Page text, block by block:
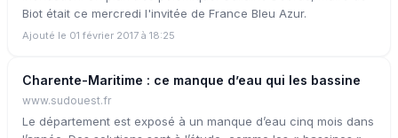
Biot était ce mercredi l'invitée de France Bleu Azur.
Ajouté le 01 février 2017 à 18:25
Charente-Maritime : ce manque d’eau qui les bassine
www.sudouest.fr
Le département est exposé à un manque d’eau cinq mois dans